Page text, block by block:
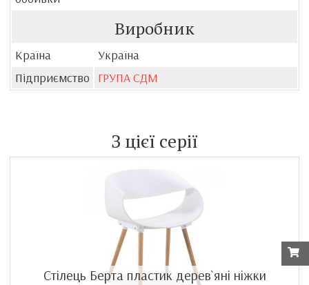
Виробник
Країна
Україна
Підприємство
ГРУПА СДМ
З цієї серії
Стілець Берта пластик дерев`яні ніжки